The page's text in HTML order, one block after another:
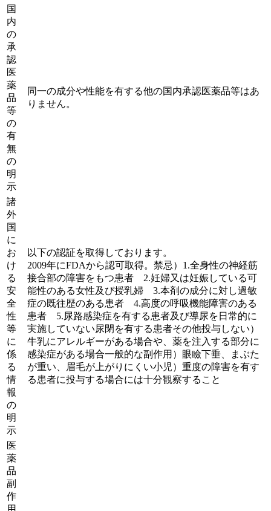
国
内
の
承
認
医
薬
品
等
の
有
無
の
明
示
同一の成分や性能を有する他の国内承認医薬品等はあ
りません。
諸
外
国
に
お
け
る
安
全
性
等
に
係
る
情
報
の
明
示
以下の認証を取得しております。
2009年にFDAから認可取得。禁忌）1.全身性の神経筋
接合部の障害をもつ患者 2.妊婦又は妊娠している可
能性のある女性及び授乳婦 3.本剤の成分に対し過敏
症の既往歴のある患者 4.高度の呼吸機能障害のある
患者 5.尿路感染症を有する患者及び導尿を日常的に
実施していない尿閉を有する患者その他投与しない）
牛乳にアレルギーがある場合や、薬を注入する部分に
感染症がある場合一般的な副作用）眼瞼下垂、まぶた
が重い、眉毛が上がりにくい小児）重度の障害を有す
る患者に投与する場合には十分観察すること
医
薬
品
副
作